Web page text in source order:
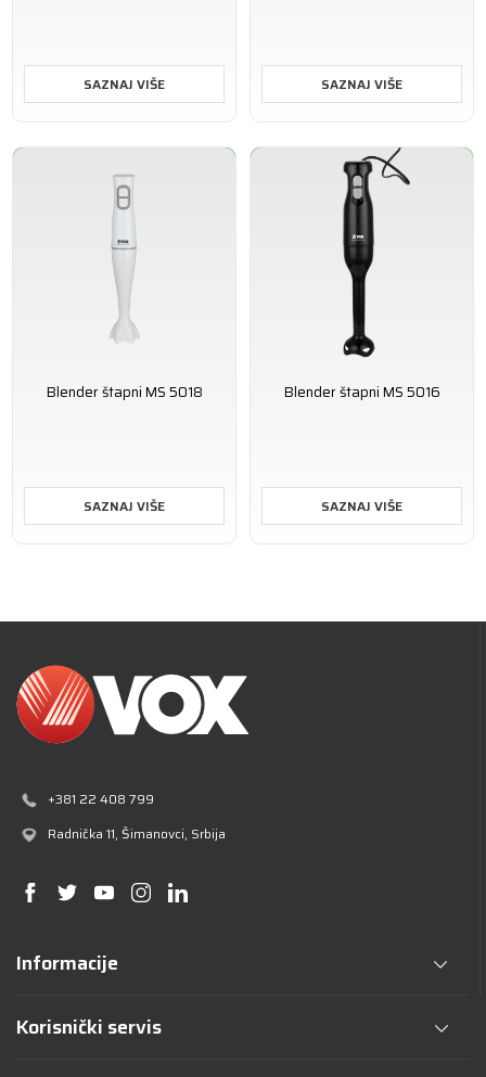
SAZNAJ VIŠE SAZNAJ VIŠE
Blender štapni MS 5018
SAZNAJ VIŠE
Blender štapni MS 5016
SAZNAJ VIŠE
+381 22 408 799
Radnička 11, Šimanovci, Srbija
Informacije
Korisnički servis